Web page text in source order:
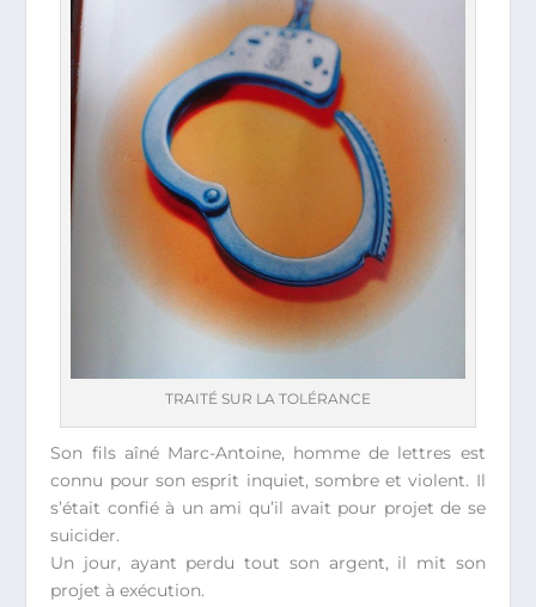
TRAITÉ SUR LA TOLÉRANCE
Son fils aîné Marc-Antoine, homme de lettres est
connu pour son esprit inquiet, sombre et violent. Il
s’était confié à un ami qu’il avait pour projet de se
suicider.
Un jour, ayant perdu tout son argent, il mit son
projet à exécution.